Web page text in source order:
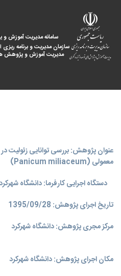
سامانه مدیریت آموزش و
سازمان مدیریت و برنامه
مدیریت آموزش و پژوهش
عنوان پژوهش: بررسی توانایی
معمولی (Panicum miliaceum)
دستگاه اجرایی کارفرما: دانشگاه
تاریخ اجرای پژوهش: 1395/09/28
مرکز مجری پژوهش: دانشگاه شهركرد
مکان اجرای پژوهش: دانشگاه شهركرد